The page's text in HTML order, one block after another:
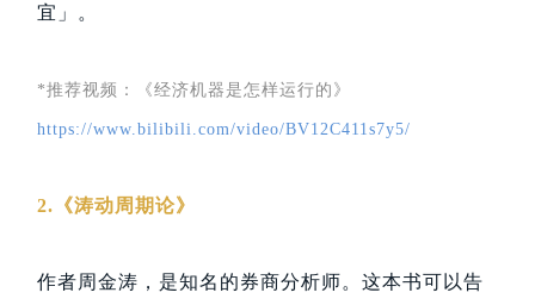
宜」。
*推荐视频：《经济机器是怎样运行的》
https://www.bilibili.com/video/BV12C411s7y5/
2.《涛动周期论》
作者周金涛，是知名的券商分析师。这本书可以告